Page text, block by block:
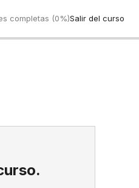
completas (0%)Salir del curso